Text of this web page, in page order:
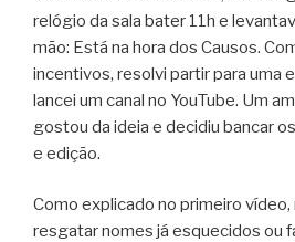
relógio da sala bater 11h e
mão: Está na hora dos Causos.
incentivos, resolvi partir para uma
lancei um canal no YouTube. Um
gostou da ideia e decidiu bancar
e edição.
Como explicado no primeiro
resgatar nomes já esquecidos ou